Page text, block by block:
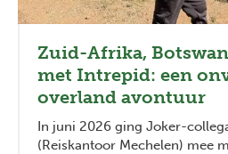
Zuid-Afrika,
met Intrepid: een
overland avontuur
In juni 2026 ging Joker-
(Reiskantoor Mechelen) mee